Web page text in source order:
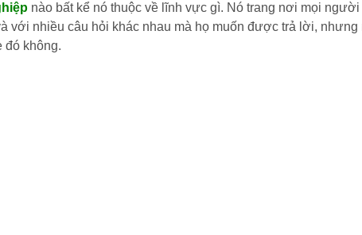
nào bất kể nó thuộc về lĩnh vực gì. Nó trang nơi mọi
nhiều câu hỏi khác nhau mà họ muốn được trả lời,
đó không.